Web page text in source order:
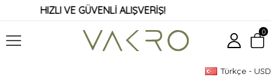
HIZLI VE GÜVENLİ ALIŞVERİŞ!
Türkçe - USD
0